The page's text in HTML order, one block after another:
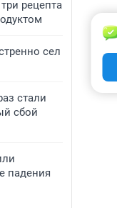
рецепта
сел
стали
сбой
падения